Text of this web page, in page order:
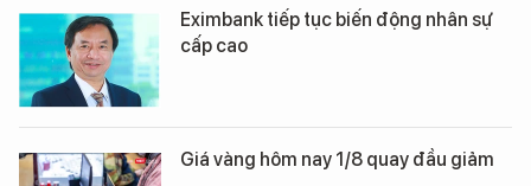
Eximbank tiếp tục biến động nhân sự
cấp cao
Giá vàng hôm nay 1/8 quay đầu giảm